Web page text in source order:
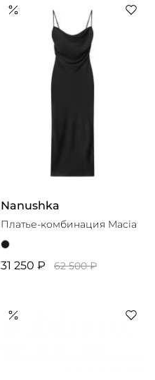
Nanushka
Платье-комбинация Macia
31 250 ₽ 62 500 ₽